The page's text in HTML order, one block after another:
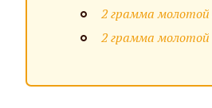
2 грамма молотой
2 грамма